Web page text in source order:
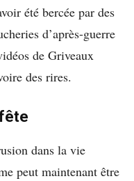
été bercée par des
d’après-guerre
de Griveaux
des rires.
dans la vie
peut maintenant être